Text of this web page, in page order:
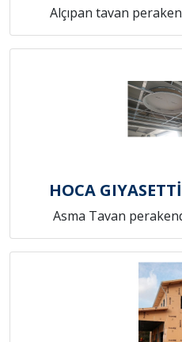
Alçıpan tavan
HOCA
Asma Tavan